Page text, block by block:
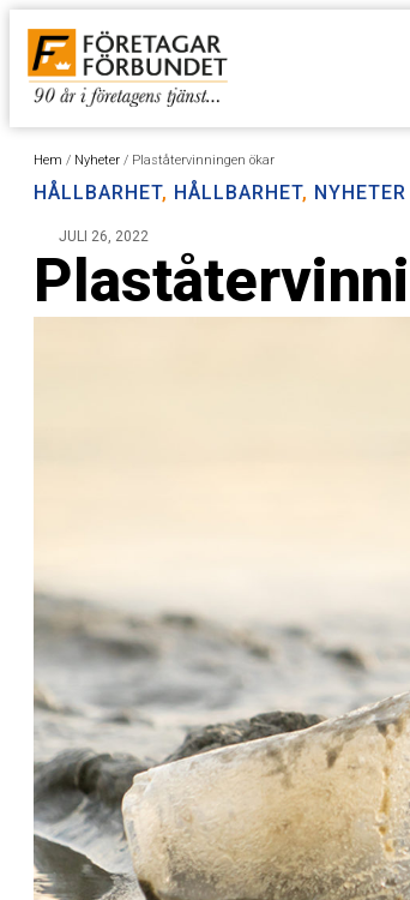
Hem / Nyheter / Plaståtervinningen ökar
HÅLLBARHET, HÅLLBARHET, NYHETER
JULI 26, 2022